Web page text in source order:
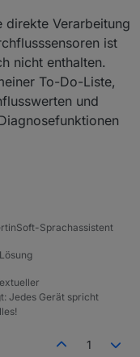
direkte Verarbeitung
ist
nicht enthalten.
To-Do-Liste,
und
Sprachassistent
Jedes Gerät spricht
1